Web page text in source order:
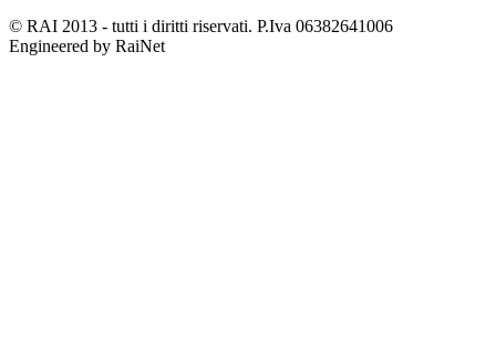
© RAI 2013 - tutti i diritti riservati. P.Iva 06382641006
Engineered by RaiNet